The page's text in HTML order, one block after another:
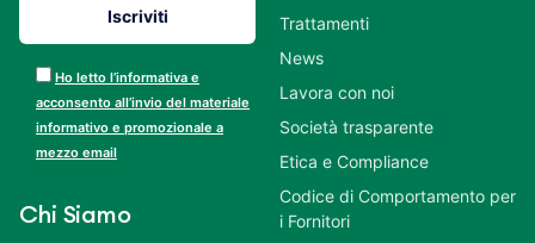
Ho letto l’informativa e
acconsento all’invio del materiale
informativo e promozionale a
mezzo email
Chi Siamo
Trattamenti
News
Lavora con noi
Società trasparente
Etica e Compliance
Codice di Comportamento per
i Fornitori